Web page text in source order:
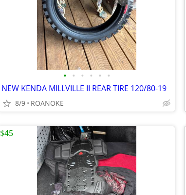
• • • • • •
NEW KENDA MILLVILLE II REAR TIRE 120/80-19
8/9 ROANOKE
$45